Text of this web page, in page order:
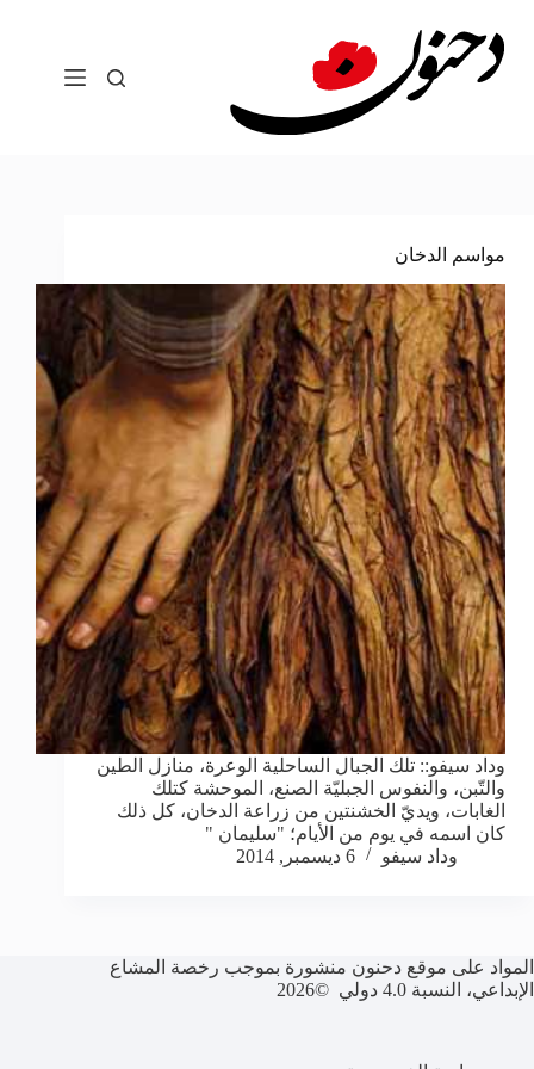
المحتوى
مواسم الدخان
وداد سيفو:: تلك الجبال الساحلية الوعرة، منازل الطين
والتّبن، والنفوس الجبليّة الصنع، الموحشة كتلك
الغابات، ويديّ الخشنتين من زراعة الدخان، كل ذلك
كان اسمه في يوم من الأيام؛ "سليمان "
وداد سيفو
6 ديسمبر, 2014
المواد على موقع دحنون منشورة بموجب رخصة المشاع
الإبداعي، النسبة 4.0 دولي ©2026